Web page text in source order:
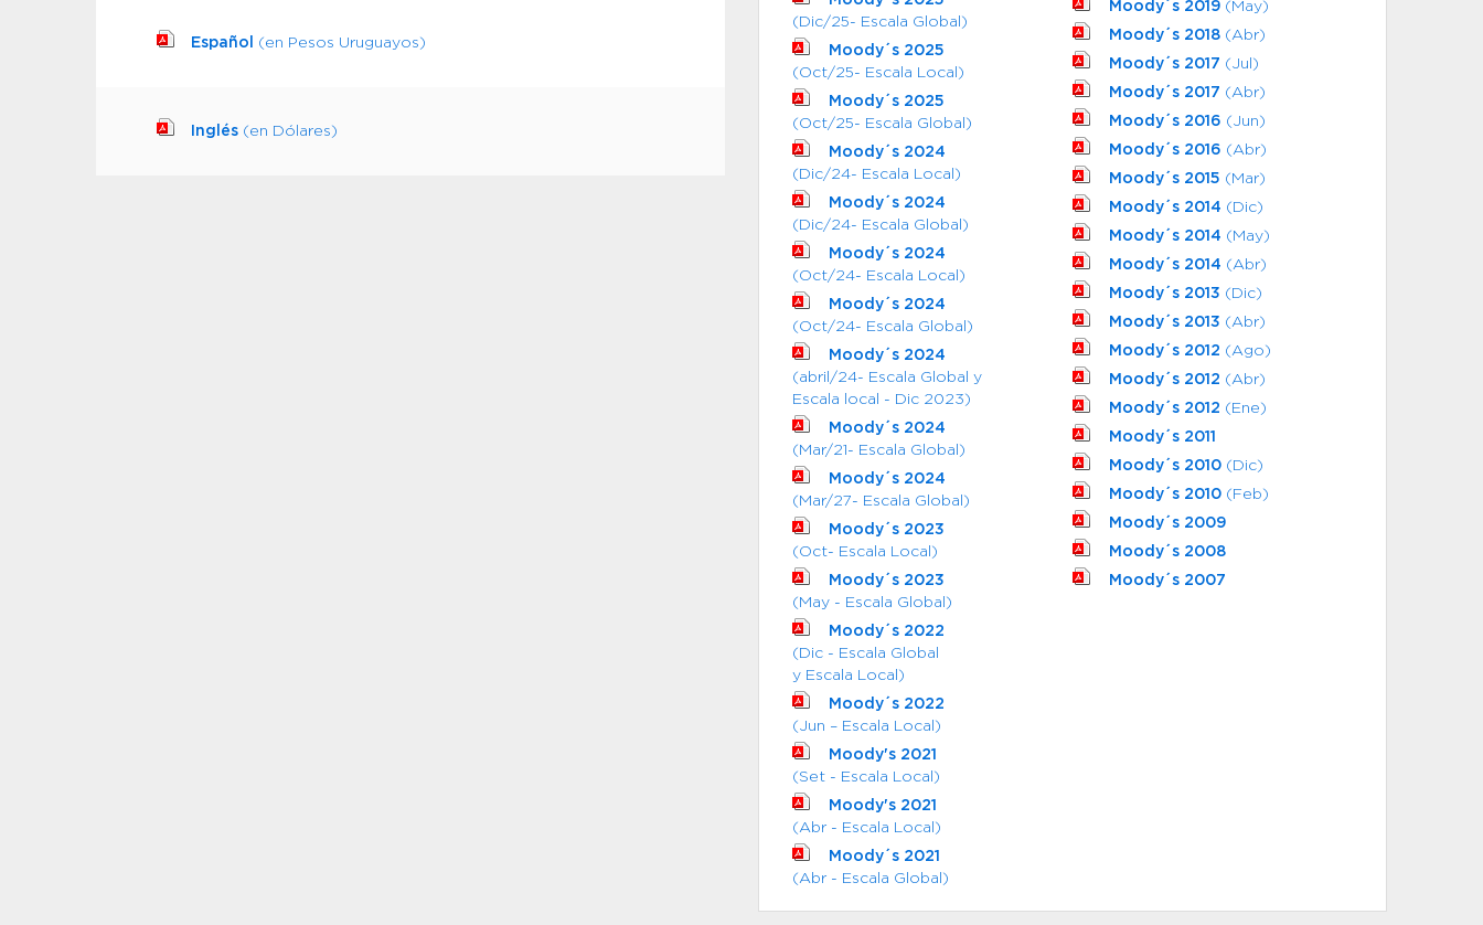
Español (en Pesos Uruguayos)
Inglés (en Dólares)
(Dic/25- Escala Global)
Moody´s 2025
(Oct/25- Escala Local)
Moody´s 2025
(Oct/25- Escala Global)
Moody´s 2024
(Dic/24- Escala Local)
Moody´s 2024
(Dic/24- Escala Global)
Moody´s 2024
(Oct/24- Escala Local)
Moody´s 2024
(Oct/24- Escala Global)
Moody´s 2024
(abril/24- Escala Global y
Escala local - Dic 2023)
Moody´s 2024
(Mar/21- Escala Global)
Moody´s 2024
(Mar/27- Escala Global)
Moody´s 2023
(Oct- Escala Local)
Moody´s 2023
(May - Escala Global)
Moody´s 2022
(Dic - Escala Global
y Escala Local)
Moody´s 2022
(Jun – Escala Local)
Moody's 2021
(Set - Escala Local)
Moody's 2021
(Abr - Escala Local)
Moody´s 2021
(Abr - Escala Global)
Moody´s 2019 (May)
Moody´s 2018 (Abr)
Moody´s 2017 (Jul)
Moody´s 2017 (Abr)
Moody´s 2016 (Jun)
Moody´s 2016 (Abr)
Moody´s 2015 (Mar)
Moody´s 2014 (Dic)
Moody´s 2014 (May)
Moody´s 2014 (Abr)
Moody´s 2013 (Dic)
Moody´s 2013 (Abr)
Moody´s 2012 (Ago)
Moody´s 2012 (Abr)
Moody´s 2012 (Ene)
Moody´s 2011
Moody´s 2010 (Dic)
Moody´s 2010 (Feb)
Moody´s 2009
Moody´s 2008
Moody´s 2007